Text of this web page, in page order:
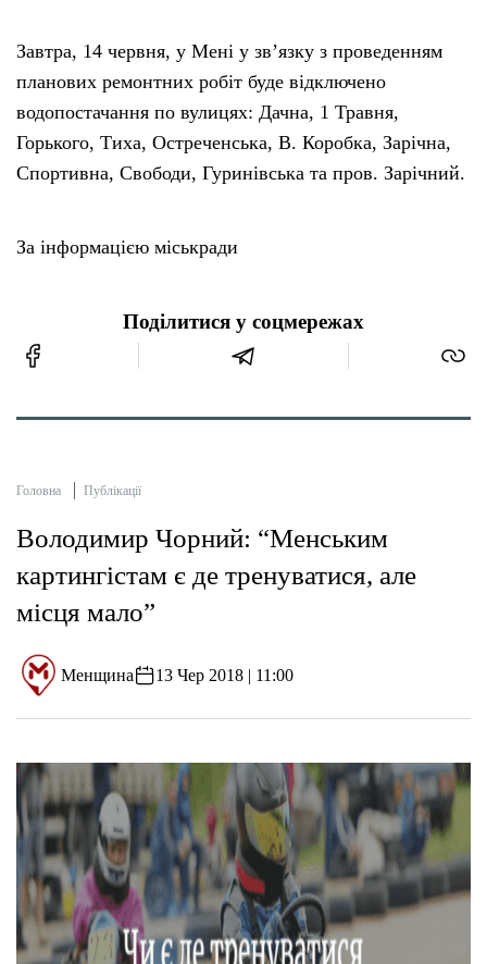
Етичний кодекс
Завтра, 14 червня, у Мені у зв’язку з проведенням
планових ремонтних робіт буде відключено
водопостачання по вулицях: Дачна, 1 Травня,
Горького, Тиха, Остреченська, В. Коробка, Зарічна,
Спортивна, Свободи, Гуринівська та пров. Зарічний.
За інформацією міськради
Поділитися у соцмережах
Головна Публікації
Володимир Чорний: “Менським
картингістам є де тренуватися, але
місця мало”
Менщина 13 Чер 2018 | 11:00